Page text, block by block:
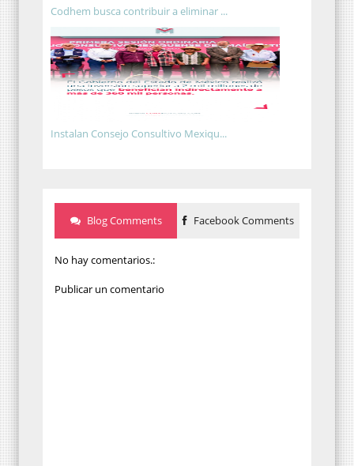
Codhem busca contribuir a eliminar ...
Instalan Consejo Consultivo Mexiqu...
Blog Comments Facebook Comments
No hay comentarios.:
Publicar un comentario